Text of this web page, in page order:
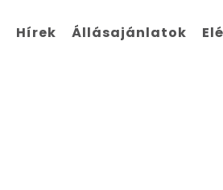
Hírek Állásajánlatok